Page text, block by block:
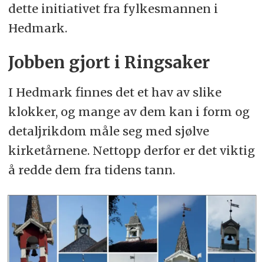
dette initiativet fra fylkesmannen i
Hedmark.
Jobben gjort i Ringsaker
I Hedmark finnes det et hav av slike
klokker, og mange av dem kan i form og
detaljrikdom måle seg med sjølve
kirketårnene. Nettopp derfor er det viktig
å redde dem fra tidens tann.